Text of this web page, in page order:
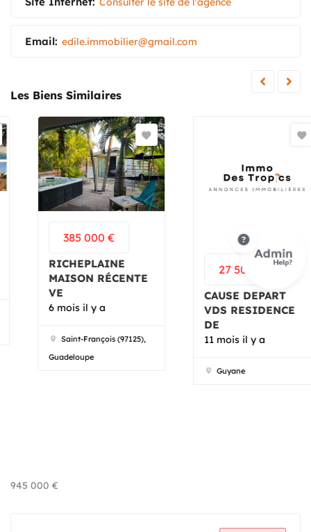
Email: edile.immobilier@gmail.com
Les Biens Similaires
385 000€
RICHEPLAINE
MAISON RÉCENTE
6 mois il y a
Saint-François (97125),
Guadeloupe
27 500 €
CAUSE DEPART
VDS RESIDENCE
11 mois il y a
Guyane
945 000 €